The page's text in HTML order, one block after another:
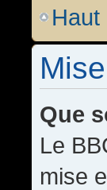
Haut
Que
Le
mise